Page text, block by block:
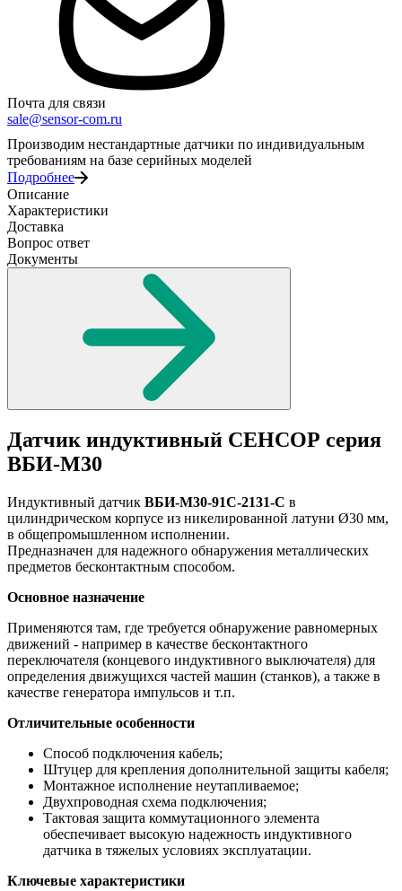
Почта для связи
sale@sensor-com.ru
Производим нестандартные датчики по индивидуальным
требованиям на базе серийных моделей
Подробнее
Описание
Характеристики
Доставка
Вопрос ответ
Документы
Датчик индуктивный СЕНСОР серия
ВБИ-М30
Индуктивный датчик ВБИ-М30-91С-2131-С в
цилиндрическом корпусе из никелированной латуни Ø30 мм,
в общепромышленном исполнении.
Предназначен для надежного обнаружения металлических
предметов бесконтактным способом.
Основное назначение
Применяются там, где требуется обнаружение равномерных
движений - например в качестве бесконтактного
переключателя (концевого индуктивного выключателя) для
определения движущихся частей машин (станков), а также в
качестве генератора импульсов и т.п.
Отличительные особенности
Способ подключения кабель;
Штуцер для крепления дополнительной защиты кабеля;
Монтажное исполнение неутапливаемое;
Двухпроводная схема подключения;
Тактовая защита коммутационного элемента
обеспечивает высокую надежность индуктивного
датчика в тяжелых условиях эксплуатации.
Ключевые характеристики